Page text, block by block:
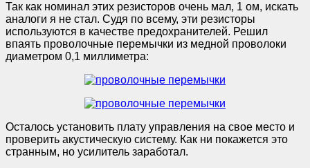
Так как номинал этих резисторов очень мал, 1 ом, искать
аналоги я не стал. Судя по всему, эти резисторы
используются в качестве предохранителей. Решил
впаять проволочные перемычки из медной проволоки
диаметром 0,1 миллиметра:
Осталось установить плату управления на свое место и
проверить акустическую систему. Как ни покажется это
странным, но усилитель заработал.